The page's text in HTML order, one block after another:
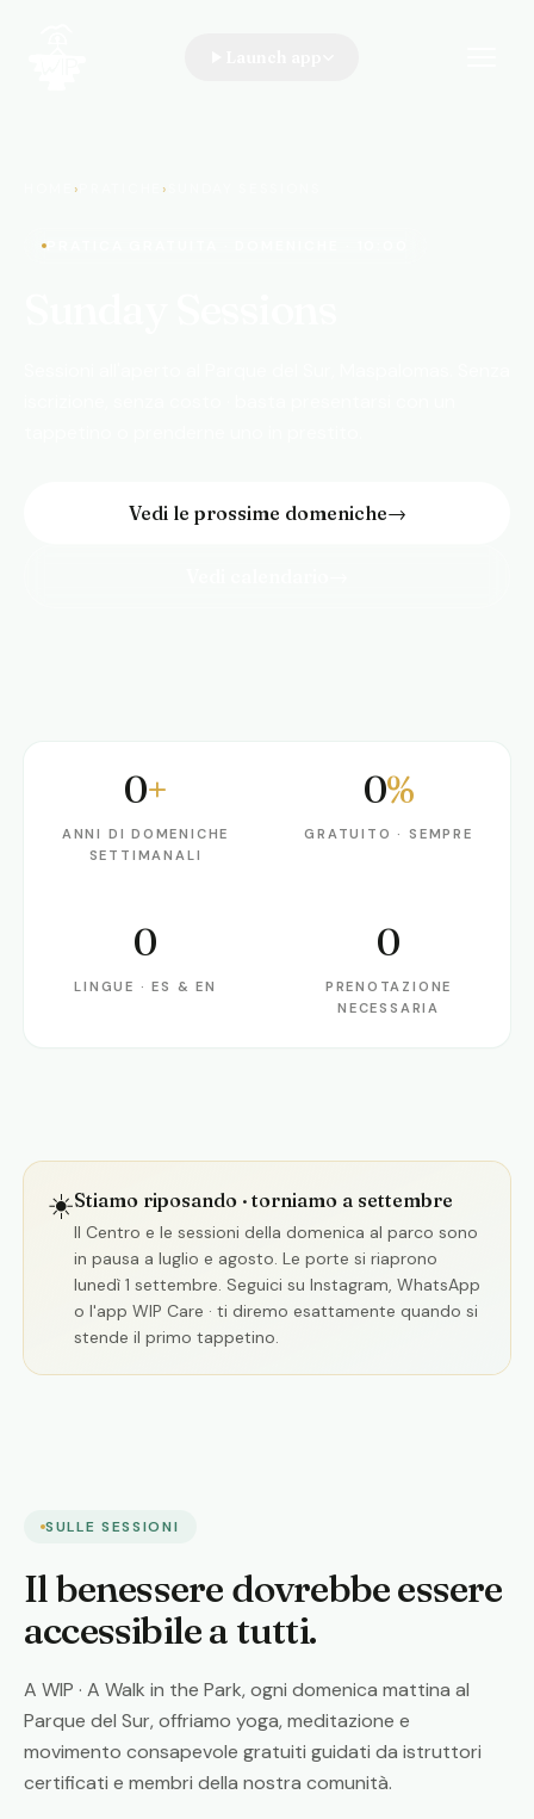
› ›
Vedi le prossime domeniche→
Anni di domeniche settimanali
0+
ANNI DI DOMENICHE
SETTIMANALI
Gratuito · sempre
0%
GRATUITO · SEMPRE
Lingue · ES & EN
0
LINGUE · ES & EN
Prenotazione necessaria
0
PRENOTAZIONE
NECESSARIA
☀️Stiamo riposando · torniamo a settembre
Il Centro e le sessioni della domenica al parco sono
in pausa a luglio e agosto. Le porte si riaprono
lunedì 1 settembre. Seguici su Instagram, WhatsApp
o l'app WIP Care · ti diremo esattamente quando si
stende il primo tappetino.
SULLE SESSIONI
Il benessere dovrebbe essere
accessibile a tutti.
A WIP · A Walk in the Park, ogni domenica mattina al
Parque del Sur, offriamo yoga, meditazione e
movimento consapevole gratuiti guidati da istruttori
certificati e membri della nostra comunità.